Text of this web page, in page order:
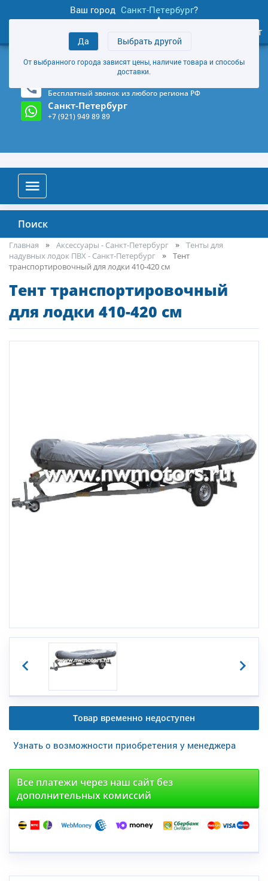
Ваш город Санкт-Петербург?
Да Выбрать другой
От выбранного города зависят цены, наличие товара и способы
доставки.
товаров
Личный кабинет
+7 (921) 949 89 89
Магазин и склад в Санкт-Петербурге (Карта)
Бесплатный звонок из любого региона РФ
Санкт-Петербург
+7 (921) 949 89 89
Поиск
Главная Аксессуары - Санкт-Петербург
Тенты для
надувных лодок ПВХ - Санкт-Петербург
Тент
транспортировочный для лодки 410-420 см
Тент транспортировочный
для лодки 410-420 см
Товар временно недоступен
Узнать о возможности приобретения у менеджера
Все платежи через наш сайт без
дополнительных комиссий